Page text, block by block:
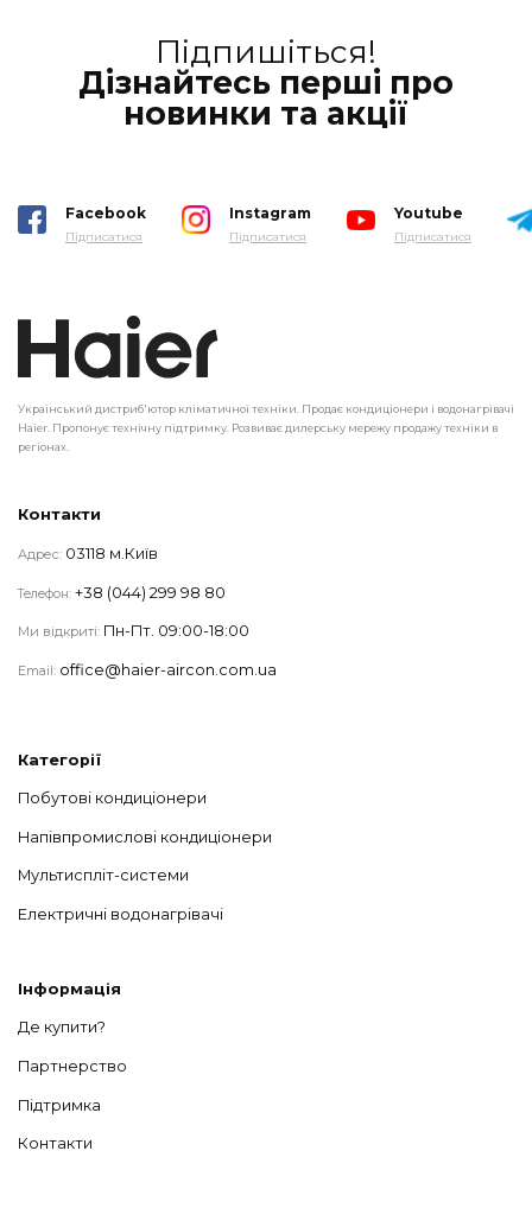
Підпишіться!
Дізнайтесь перші про
новинки та акції
Facebook
Підписатися
Instagram
Підписатися
Youtube
Підписатися
Український дистриб'ютор кліматичної техніки. Продає кондиціонери і водонагрівачі
Haier. Пропонує технічну підтримку. Розвиває дилерську мережу продажу техніки в
регіонах.
Категорії
Побутові кондиціонери
Напівпромислові кондиціонери
Мультиспліт-системи
Електричні водонагрівачі
Інформація
Де купити?
Партнерство
Підтримка
Контакти
Контакти
Адрес: 03118 м.Київ
Телефон: +38 (044) 299 98 80
Ми відкриті: Пн-Пт. 09:00-18:00
Email: office@haier-aircon.com.ua